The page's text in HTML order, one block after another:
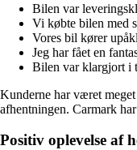
Bilen var
Vi købte bilen med
Vores bil kører
Jeg har fået en
Bilen var klargjort i
Kunderne har været
afhentningen. Carmark
Positiv oplevelse af